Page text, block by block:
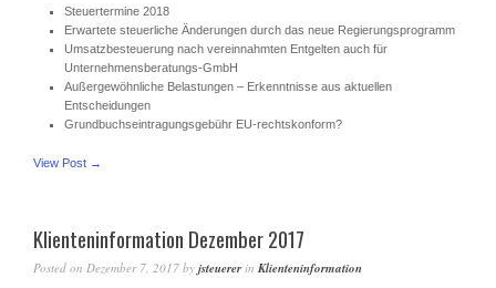
Steuertermine 2018
Erwartete steuerliche Änderungen durch das neue Regierungsprogramm
Umsatzbesteuerung nach vereinnahmten Entgelten auch für
Unternehmensberatungs-GmbH
Außergewöhnliche Belastungen – Erkenntnisse aus aktuellen
Entscheidungen
Grundbuchseintragungsgebühr EU-rechtskonform?
View Post →
Klienteninformation Dezember 2017
Posted on Dezember 7, 2017 by jsteuerer in Klienteninformation